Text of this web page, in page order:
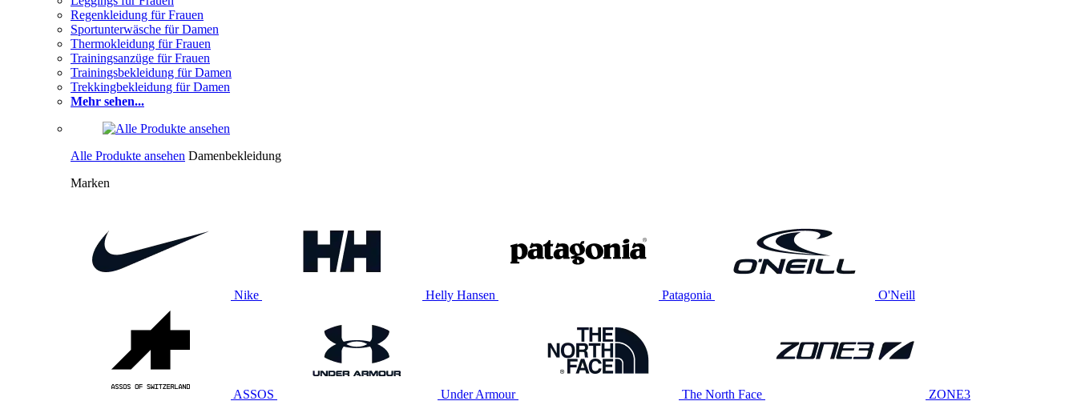
Regenkleidung für Frauen
Sportunterwäsche für Damen
Thermokleidung für Frauen
Trainingsanzüge für Frauen
Trainingsbekleidung für Damen
Trekkingbekleidung für Damen
Mehr sehen...
Alle Produkte ansehen Damenbekleidung
Marken
Nike Helly Hansen Patagonia O'Neill
ASSOS Under Armour The North Face ZONE3